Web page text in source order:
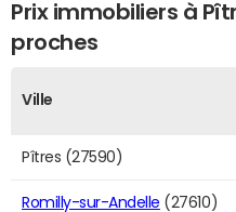
Prix immobiliers à
proches
Ville
Pîtres (27590)
Romilly-sur-Andelle (27610)